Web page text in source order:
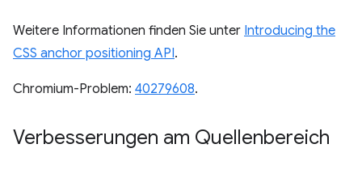
Weitere Informationen finden Sie unter Introducing the
CSS anchor positioning API.
Chromium-Problem: 40279608.
Verbesserungen am Quellenbereich